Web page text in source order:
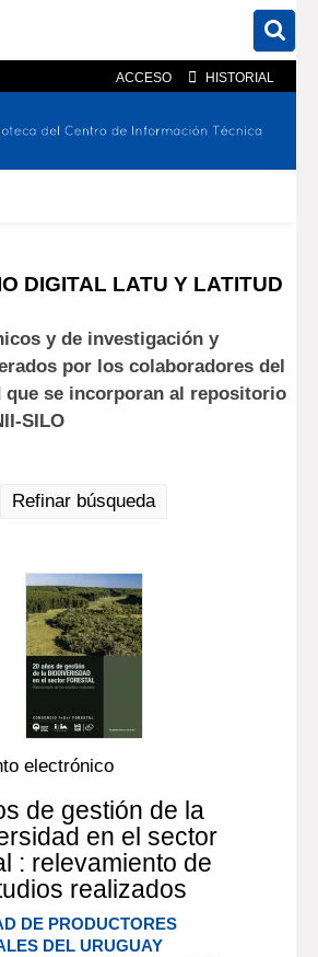
ACCESO HISTORIAL
el catálogo En el sitio
DIGITAL LATU Y LATITUD
y de investigación y
por los colaboradores del
que se incorporan al repositorio
SILO
Refinar búsqueda
electrónico
de gestión de la
en el sector
: relevamiento de
realizados
DE PRODUCTORES
DEL URUGUAY